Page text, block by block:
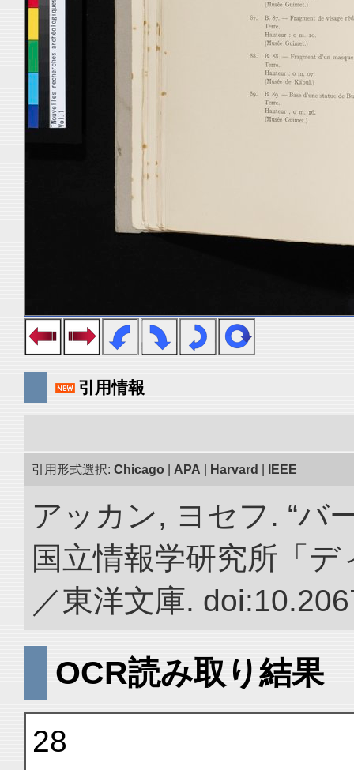
引用情報
引用形式選択: Chicago APA Harvard IEEE
アッカン, ヨセフ. “バ
国立情報学研究所「
／東洋文庫.
OCR読み取り結果
28